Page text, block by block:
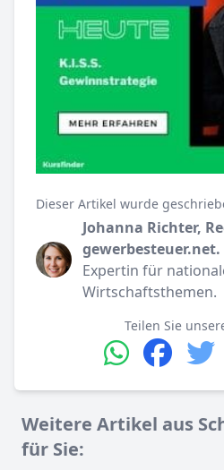
Dieser Artikel wurde
Johanna Richter,
gewerbesteuer.net.
Expertin für
Wirtschaftsthemen.
Teilen Sie
Weitere Artikel aus
für Sie: